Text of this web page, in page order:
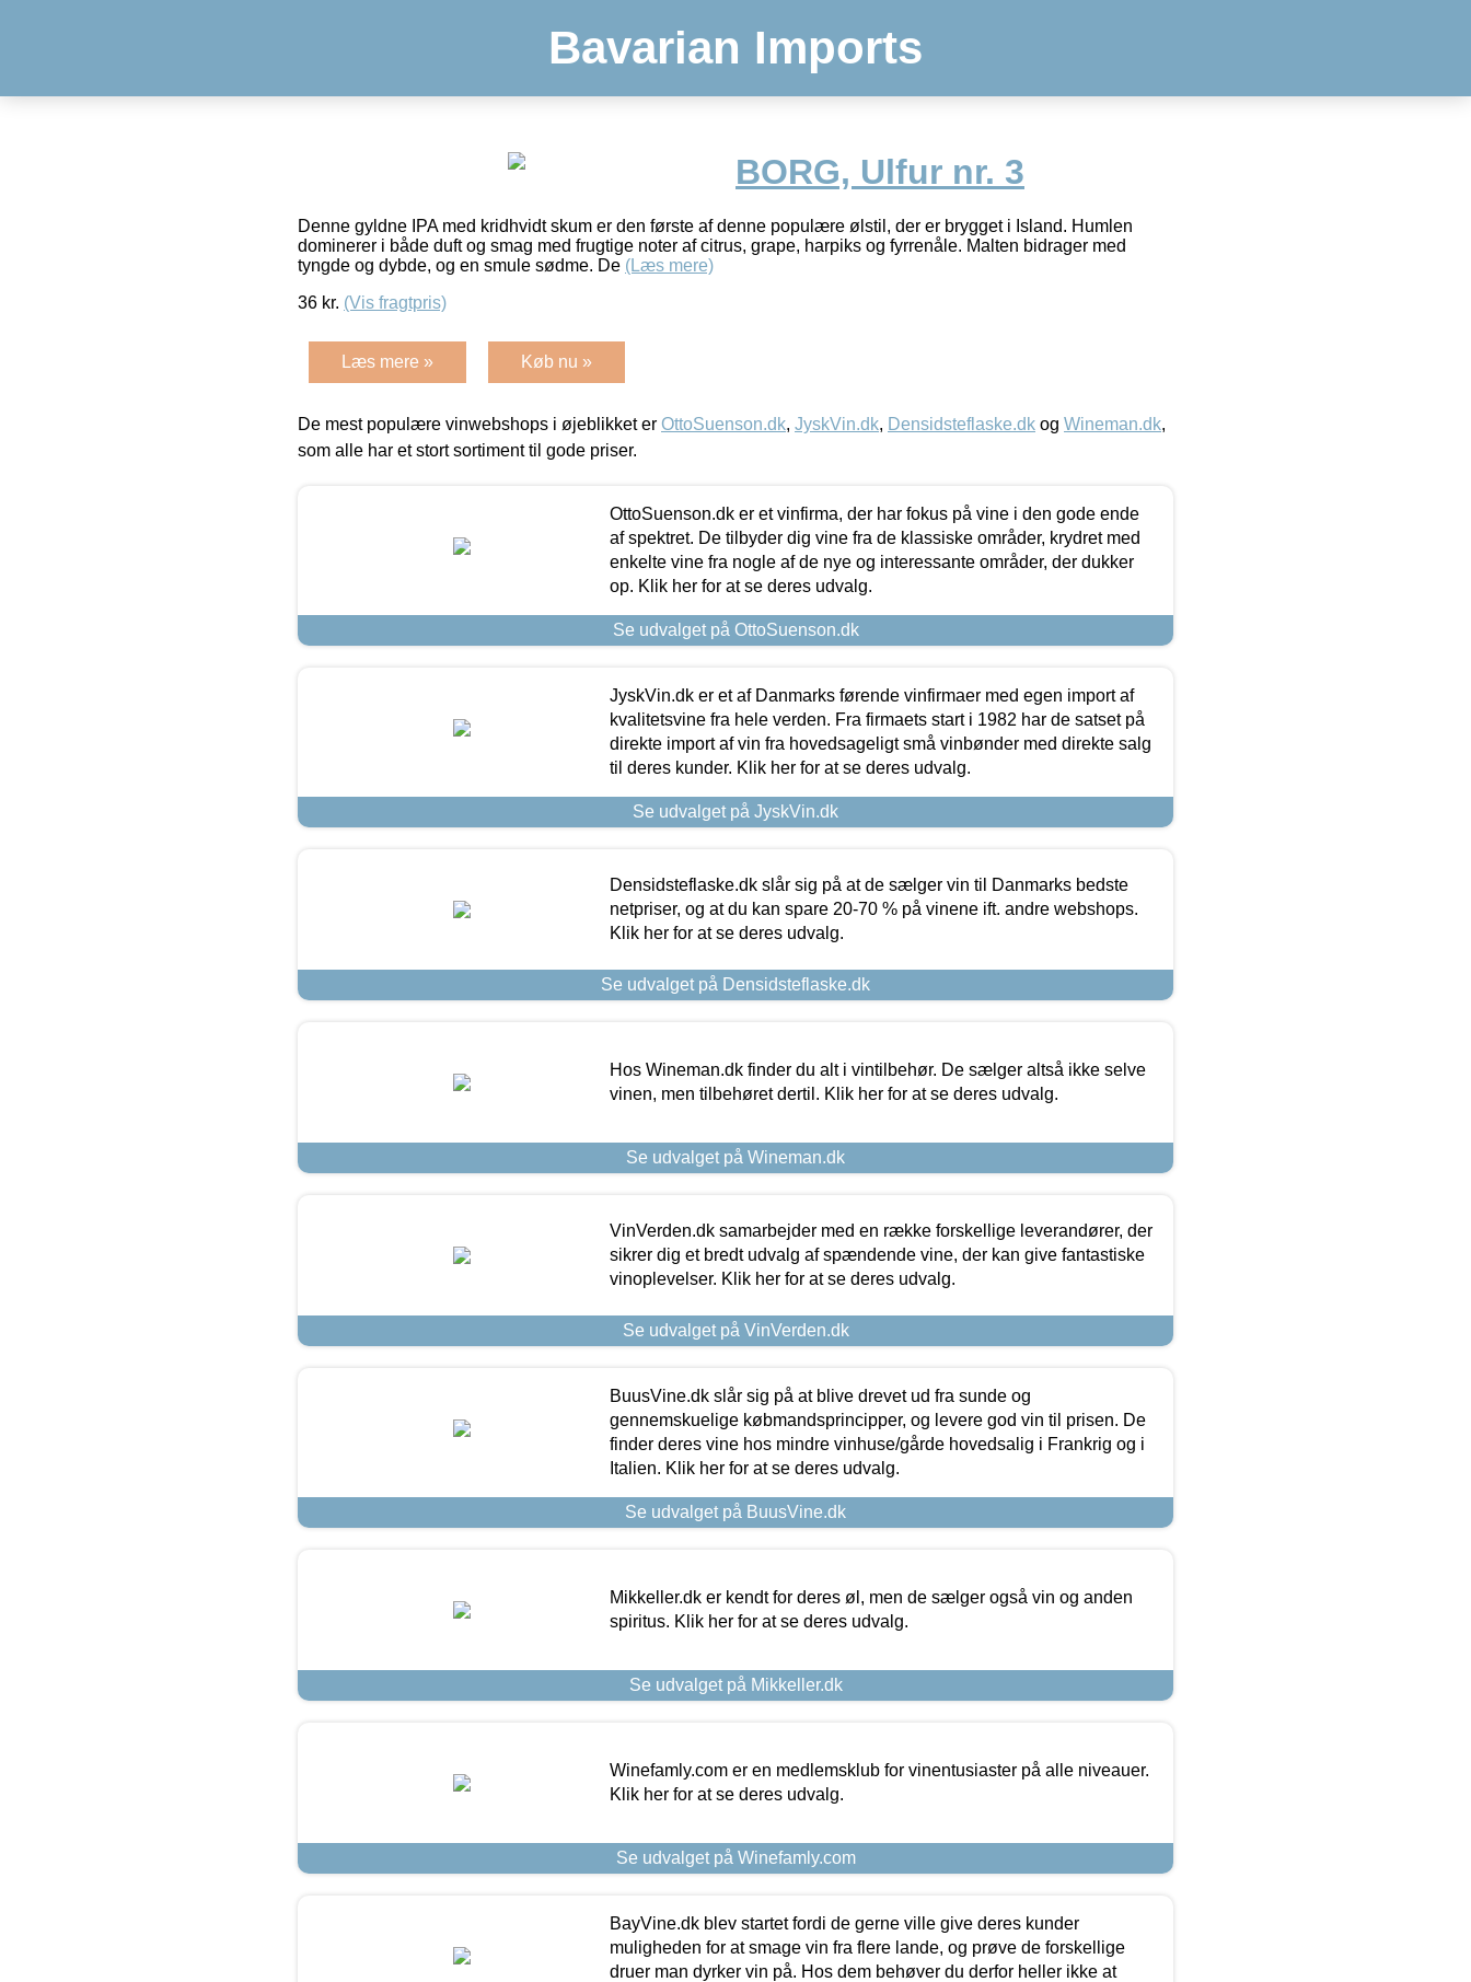
Bavarian Imports
BORG, Ulfur nr. 3
Denne gyldne IPA med kridhvidt skum er den første af denne populære ølstil, der er brygget i Island. Humlen
dominerer i både duft og smag med frugtige noter af citrus, grape, harpiks og fyrrenåle. Malten bidrager med
tyngde og dybde, og en smule sødme. De (Læs mere)
36 kr. (Vis fragtpris)
Læs mere » Køb nu »
De mest populære vinwebshops i øjeblikket er OttoSuenson.dk, JyskVin.dk, Densidsteflaske.dk og Wineman.dk,
som alle har et stort sortiment til gode priser.
OttoSuenson.dk er et vinfirma, der har fokus på vine i den gode ende
af spektret. De tilbyder dig vine fra de klassiske områder, krydret med
enkelte vine fra nogle af de nye og interessante områder, der dukker
op. Klik her for at se deres udvalg.
Se udvalget på OttoSuenson.dk
JyskVin.dk er et af Danmarks førende vinfirmaer med egen import af
kvalitetsvine fra hele verden. Fra firmaets start i 1982 har de satset på
direkte import af vin fra hovedsageligt små vinbønder med direkte salg
til deres kunder. Klik her for at se deres udvalg.
Se udvalget på JyskVin.dk
Densidsteflaske.dk slår sig på at de sælger vin til Danmarks bedste
netpriser, og at du kan spare 20-70 % på vinene ift. andre webshops.
Klik her for at se deres udvalg.
Se udvalget på Densidsteflaske.dk
Hos Wineman.dk finder du alt i vintilbehør. De sælger altså ikke selve
vinen, men tilbehøret dertil. Klik her for at se deres udvalg.
Se udvalget på Wineman.dk
VinVerden.dk samarbejder med en række forskellige leverandører, der
sikrer dig et bredt udvalg af spændende vine, der kan give fantastiske
vinoplevelser. Klik her for at se deres udvalg.
Se udvalget på VinVerden.dk
BuusVine.dk slår sig på at blive drevet ud fra sunde og
gennemskuelige købmandsprincipper, og levere god vin til prisen. De
finder deres vine hos mindre vinhuse/gårde hovedsalig i Frankrig og i
Italien. Klik her for at se deres udvalg.
Se udvalget på BuusVine.dk
Mikkeller.dk er kendt for deres øl, men de sælger også vin og anden
spiritus. Klik her for at se deres udvalg.
Se udvalget på Mikkeller.dk
Winefamly.com er en medlemsklub for vinentusiaster på alle niveauer.
Klik her for at se deres udvalg.
Se udvalget på Winefamly.com
BayVine.dk blev startet fordi de gerne ville give deres kunder
muligheden for at smage vin fra flere lande, og prøve de forskellige
druer man dyrker vin på. Hos dem behøver du derfor heller ikke at